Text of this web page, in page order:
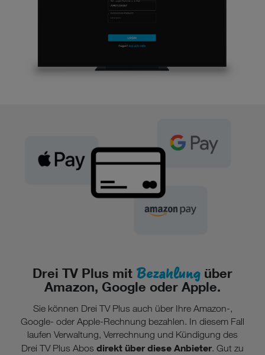
Drei TV Plus mit Bezahlung über
Amazon, Google oder Apple.
Sie können Drei TV Plus auch über Ihre Amazon-,
Google- oder Apple-Rechnung bezahlen. In diesem Fall
laufen Verwaltung, Verrechnung und Kündigung des
Drei TV Plus Abos direkt über diese Anbieter. Gut zu